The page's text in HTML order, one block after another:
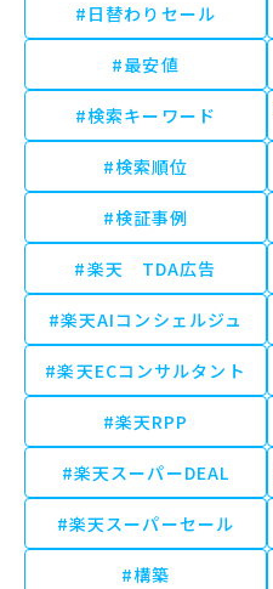
#日替わりセール
#最安値
#検索キーワード
#検索順位
#検証事例
#楽天 TDA広告
#楽天AIコンシェルジュ
#楽天ECコンサルタント
#楽天RPP
#楽天スーパーDEAL
#楽天スーパーセール
#構築